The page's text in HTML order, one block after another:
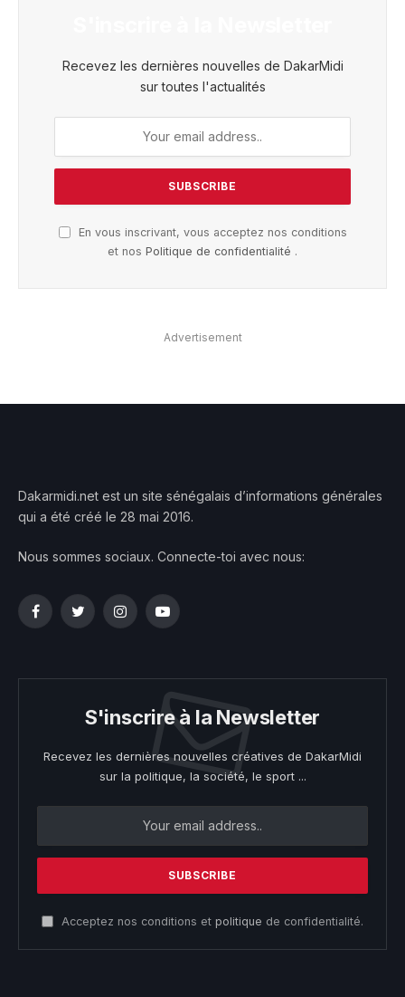
Recevez les dernières nouvelles de DakarMidi
sur toutes l'actualités
En vous inscrivant, vous acceptez nos conditions
et nos Politique de confidentialité .
Advertisement
Dakarmidi.net est un site sénégalais d’informations générales
qui a été créé le 28 mai 2016.
Nous sommes sociaux. Connecte-toi avec nous:
FacebookTwitterInstagramYouTube
S'inscrire à la Newsletter
Recevez les dernières nouvelles créatives de DakarMidi
sur la politique, la société, le sport ...
Acceptez nos conditions et politique de confidentialité.